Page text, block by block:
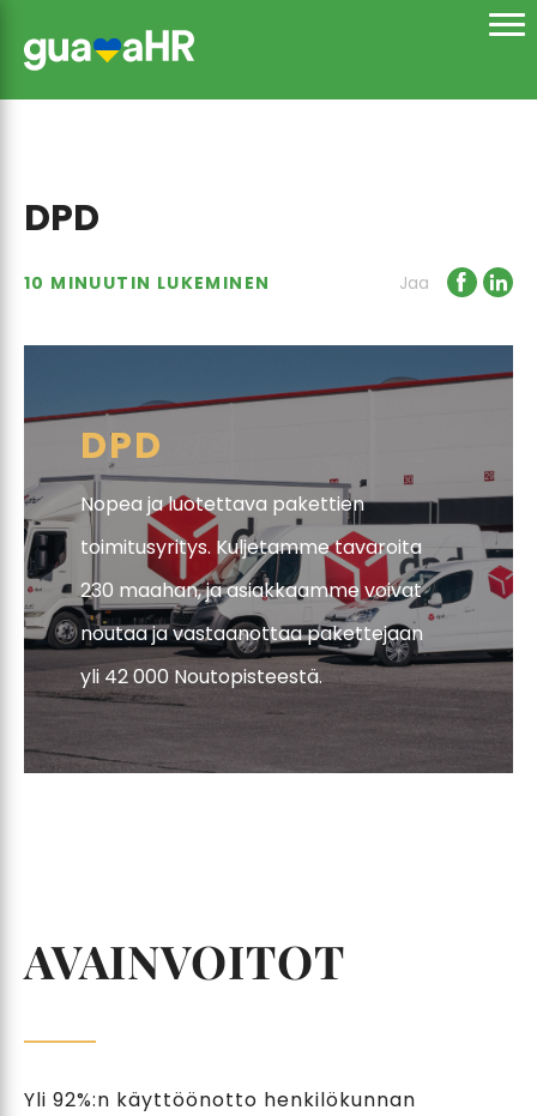
DPD
10 MINUUTIN LUKEMINEN Jaa
DPD
Nopea ja luotettava pakettien
toimitusyritys. Kuljetamme tavaroita
230 maahan, ja asiakkaamme voivat
noutaa ja vastaanottaa pakettejaan
yli 42 000 Noutopisteestä.
AVAINVOITOT
Yli 92%:n käyttöönotto henkilökunnan